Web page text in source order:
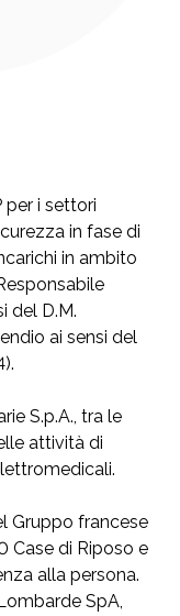
per i settori
in fase di
in ambito
del D.M.
ai sensi del
S.p.A., tra le
attività di
Gruppo francese
Case di Riposo e
alla persona.
SpA,